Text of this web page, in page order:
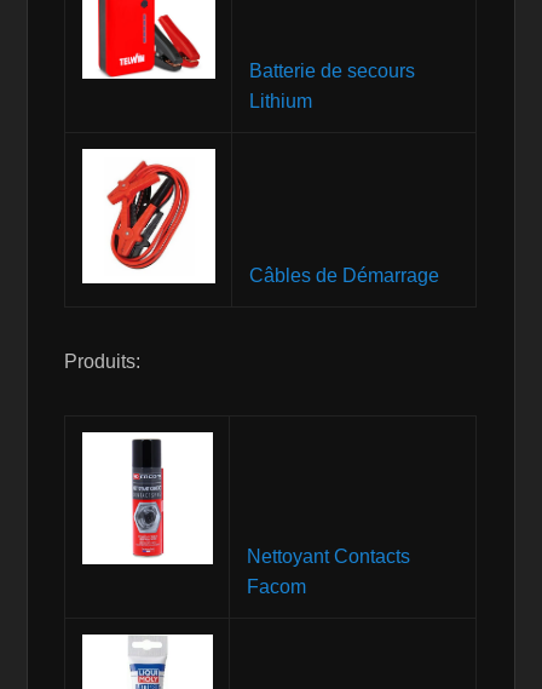
Batterie de secours
Lithium
Câbles de Démarrage
Produits:
Nettoyant Contacts
Facom